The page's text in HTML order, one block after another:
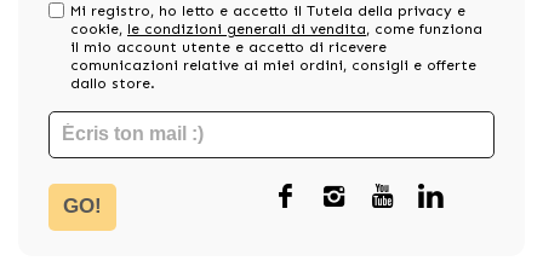
Mi registro, ho letto e accetto il Tutela della privacy e
cookie, le condizioni generali di vendita, come funziona
il mio account utente e accetto di ricevere
comunicazioni relative ai miei ordini, consigli e offerte
dallo store.
GO!